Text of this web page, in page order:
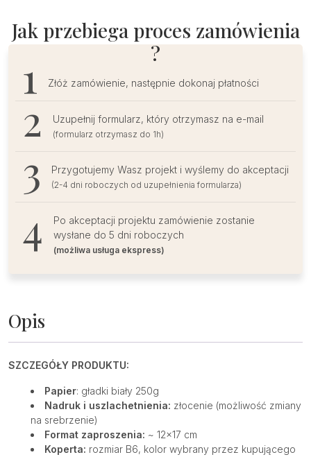
Jak przebiega proces zamówienia
?
Złóż zamówienie, następnie dokonaj płatności
Uzupełnij formularz, który otrzymasz na e-mail
(formularz otrzymasz do 1h)
Przygotujemy Wasz projekt i wyślemy do akceptacji
(2-4 dni roboczych od uzupełnienia formularza)
Po akceptacji projektu zamówienie zostanie
wysłane do 5 dni roboczych
(możliwa usługa ekspress)
Opis
SZCZEGÓŁY PRODUKTU:
Papier: gładki biały 250g
Nadruk i uszlachetnienia: złocenie (możliwość zmiany
na srebrzenie)
Format zaproszenia: ~ 12×17 cm
Koperta: rozmiar B6, kolor wybrany przez kupującego